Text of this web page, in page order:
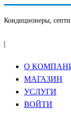
Кондиционеры,
|
О
МАГАЗИН
УСЛУГИ
ВОЙТИ